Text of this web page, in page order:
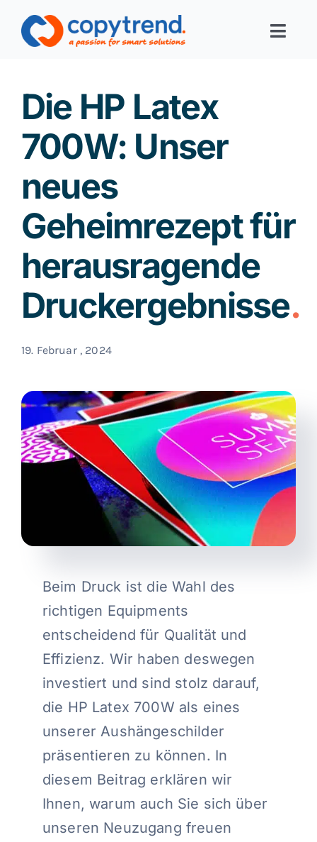
Zum
Inhalt
Corporate Solutions
Über uns
Links
Blog
Deutsch
Die HP Latex
700W: Unser
neues
Geheimrezept für
herausragende
Druckergebnisse
19. Februar , 2024
Beim Druck ist die Wahl des
richtigen Equipments
entscheidend für Qualität und
Effizienz. Wir haben deswegen
investiert und sind stolz darauf,
die HP Latex 700W als eines
unserer Aushängeschilder
präsentieren zu können. In
diesem Beitrag erklären wir
Ihnen, warum auch Sie sich über
unseren Neuzugang freuen